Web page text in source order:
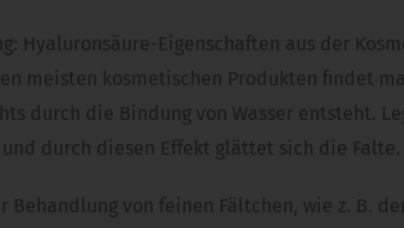
Hyaluronsäure-Eigenschaften aus der
meisten kosmetischen Produkten findet
durch die Bindung von Wasser entsteht.
durch diesen Effekt glättet sich die Falte.
Behandlung von feinen Fältchen, wie z. B.